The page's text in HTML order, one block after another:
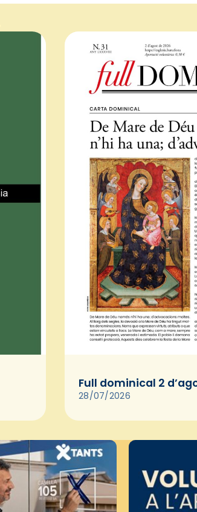
Full dominical 2
28/07/2026